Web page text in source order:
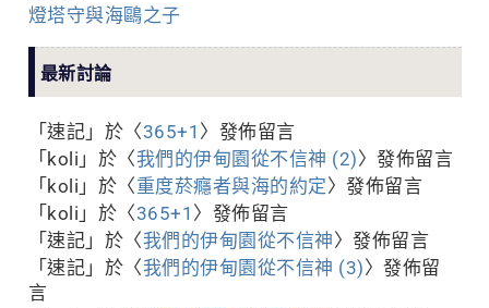
燈塔守與海鷗之子
最新討論
「 速記 」於〈365+1 〉發佈留言
「 koli 」於〈我們的伊甸園從不信神 (2)〉發佈留言
「 koli 」於〈重度菸癮者與海的約定〉發佈留言
「 koli 」於〈365+1 〉發佈留言
「 速記 」於〈我們的伊甸園從不信神〉發佈留言
「 速記 」於〈我們的伊甸園從不信神 (3)〉發佈留
言